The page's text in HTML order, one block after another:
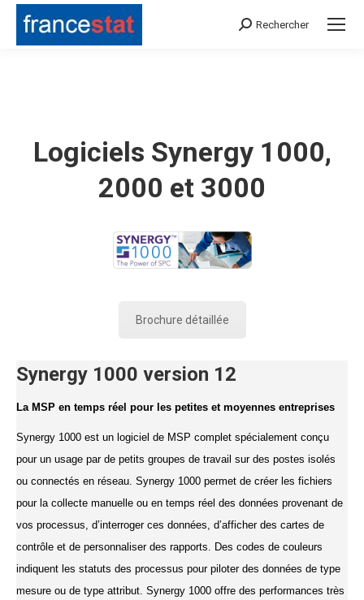
Search:
Rechercher
Logiciels Synergy 1000,
2000 et 3000
Brochure détaillée
Synergy 1000 version 12
La MSP en temps réel pour les petites et moyennes entreprises
Synergy 1000 est un logiciel de MSP complet spécialement conçu
pour un usage par de petits groupes de travail sur des postes isolés
ou connectés en réseau. Synergy 1000 permet de créer les fichiers
pour la collecte manuelle ou en temps réel des données provenant de
vos processus, d’interroger ces données, d’afficher des cartes de
contrôle et de personnaliser des rapports. Des codes de couleurs
indiquent les statuts des processus pour piloter des données de type
mesure ou de type attribut. Synergy 1000 offre des performances très